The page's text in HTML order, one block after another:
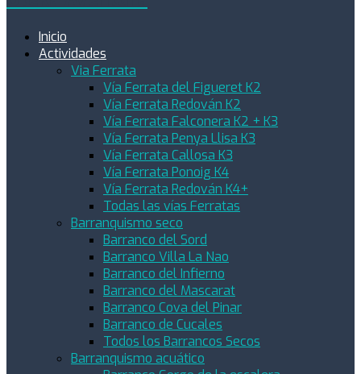
Inicio
Actividades
Via Ferrata
Vía Ferrata del Figueret K2
Vía Ferrata Redován K2
Vía Ferrata Falconera K2 + K3
Vía Ferrata Penya Llisa K3
Vía Ferrata Callosa K3
Vía Ferrata Ponoig K4
Vía Ferrata Redován K4+
Todas las vías Ferratas
Barranquismo seco
Barranco del Sord
Barranco Villa La Nao
Barranco del Infierno
Barranco del Mascarat
Barranco Cova del Pinar
Barranco de Cucales
Todos los Barrancos Secos
Barranquismo acuático